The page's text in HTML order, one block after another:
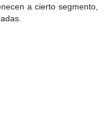
a cierto segmento,